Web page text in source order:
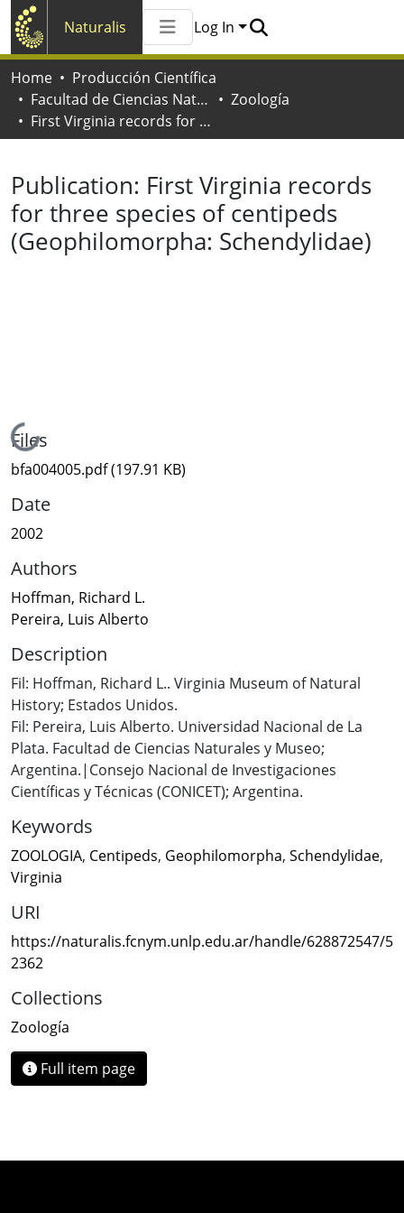
Naturalis
All of Naturalis
Log In
Home
Producción Científica
Facultad de Ciencias Naturales y Museo
Zoología
First Virginia records for three species of centipeds (Geophilomorpha: Schendylidae)
Publication: First Virginia records
for three species of centipeds
(Geophilomorpha: Schendylidae)
Loading...
Files
bfa004005.pdf(197.91 KB)
Date
2002
Authors
Hoffman, Richard L.
Pereira, Luis Alberto
Description
Fil: Hoffman, Richard L.. Virginia Museum of Natural
History; Estados Unidos.
Fil: Pereira, Luis Alberto. Universidad Nacional de La
Plata. Facultad de Ciencias Naturales y Museo;
Argentina.|Consejo Nacional de Investigaciones
Científicas y Técnicas (CONICET); Argentina.
Keywords
ZOOLOGIA, Centipeds, Geophilomorpha, Schendylidae,
Virginia
URI
https://naturalis.fcnym.unlp.edu.ar/handle/628872547/5
2362
Collections
Zoología
Full item page